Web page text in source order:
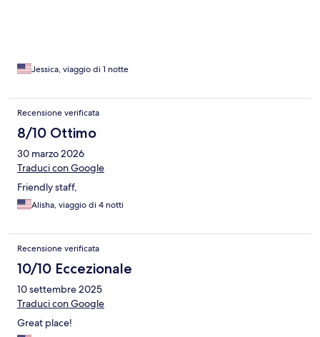
Jessica, viaggio di 1 notte
Recensione verificata
8/10 Ottimo
30 marzo 2026
Traduci con Google
Friendly staff,
Alisha, viaggio di 4 notti
Recensione verificata
10/10 Eccezionale
10 settembre 2025
Traduci con Google
Great place!